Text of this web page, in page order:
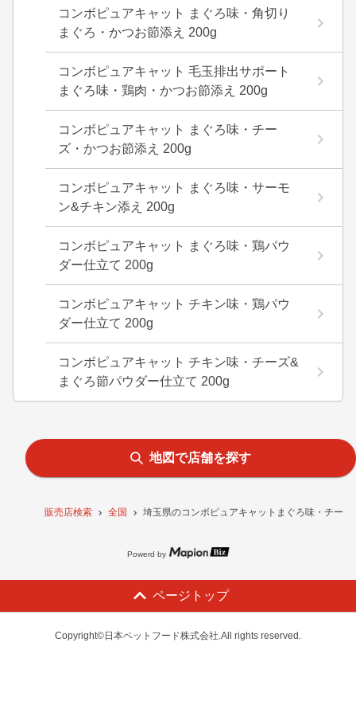
販売店検索 全国 埼玉県のコンボピュアキャットまぐろ味・チー
コンボピュアキャット まぐろ味・角切り
まぐろ・かつお節添え 200g
コンボピュアキャット 毛玉排出サポート
まぐろ味・鶏肉・かつお節添え 200g
コンボピュアキャット まぐろ味・チー
ズ・かつお節添え 200g
コンボピュアキャット まぐろ味・サーモ
ン&チキン添え 200g
コンボピュアキャット まぐろ味・鶏パウ
ダー仕立て 200g
コンボピュアキャット チキン味・鶏パウ
ダー仕立て 200g
コンボピュアキャット チキン味・チーズ&
まぐろ節パウダー仕立て 200g
地図で店舗を探す
Powerd by
ページトップ
Copyright©日本ペットフード株式会社.All rights reserved.